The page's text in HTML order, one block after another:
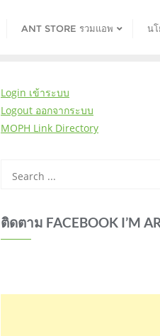
ANT STORE รวมแอพ น
Login เข้าระบบ
Logout ออกจากระบบ
MOPH Link Directory
ติดตาม FACEBOOK I’M